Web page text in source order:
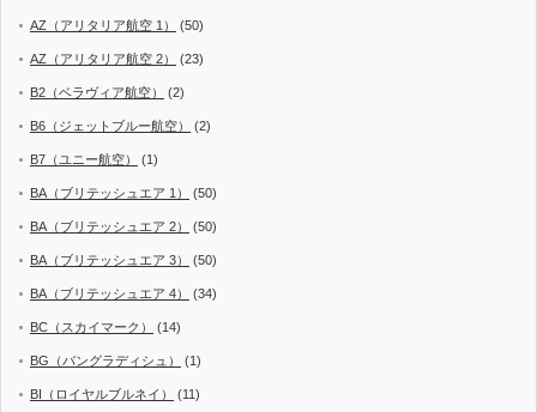
AZ（アリタリア航空 1） (50)
AZ（アリタリア航空 2） (23)
B2（ベラヴィア航空） (2)
B6（ジェットブルー航空） (2)
B7（ユニー航空） (1)
BA（ブリテッシュエア 1） (50)
BA（ブリテッシュエア 2） (50)
BA（ブリテッシュエア 3） (50)
BA（ブリテッシュエア 4） (34)
BC（スカイマーク） (14)
BG（バングラディシュ） (1)
BI（ロイヤルブルネイ） (11)